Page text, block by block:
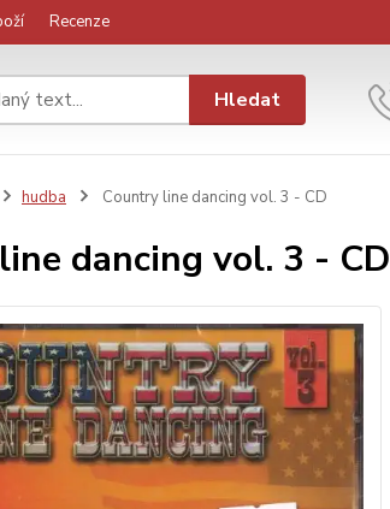
Recenze
Hledat
hudba Country line dancing vol. 3 - CD
dancing vol. 3 - CD